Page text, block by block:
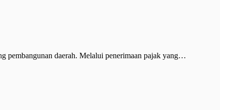
pembangunan daerah. Melalui penerimaan pajak yang…